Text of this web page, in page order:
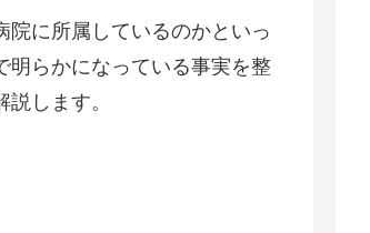
院に所属しているのかといっ
明らかになっている事実を整
します。